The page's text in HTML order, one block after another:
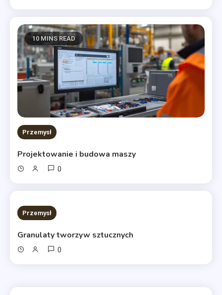
10 MINS READ
Przemysł
Projektowanie i budowa maszy
0
11 MINS READ
Przemysł
Granulaty tworzyw sztucznych
0